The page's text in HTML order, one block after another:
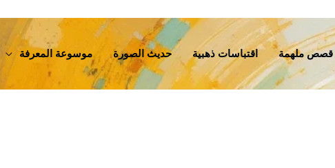
قصص ملهمة اقتباسات ذهبية حديث الصورة موسوعة المعرفة